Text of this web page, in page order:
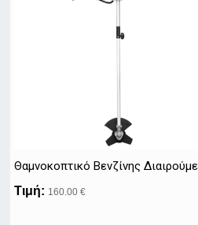
Θαμνοκοπτικό Βενζίνης
Τιμή: 160.00 €